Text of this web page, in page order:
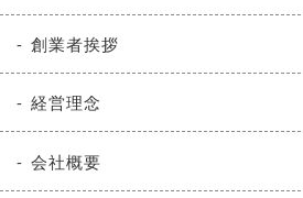
創業者挨拶
経営理念
会社概要